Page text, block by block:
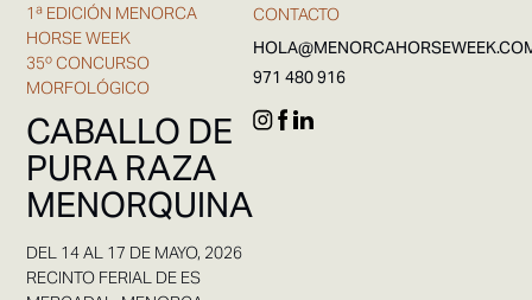
1ª EDICIÓN MENORCA
HORSE WEEK
35º CONCURSO
MORFOLÓGICO
CABALLO DE
PURA RAZA
MENORQUINA
DEL 14 AL 17 DE MAYO, 2026
RECINTO FERIAL DE ES
CONTACTO
971 480 916